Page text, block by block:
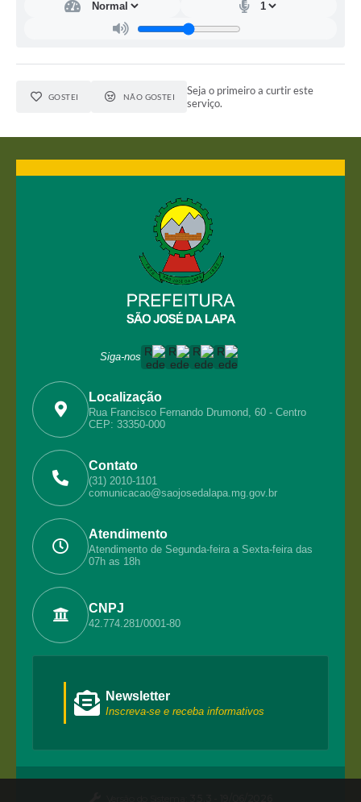
GOSTEI NÃO GOSTEI
Seja o primeiro a curtir este
serviço.
Siga-nos
Localização
Rua Francisco Fernando Drumond, 60 - Centro
CEP: 33350-000
Contato
(31) 2010-1101
comunicacao@saojosedalapa.mg.gov.br
Atendimento
Atendimento de Segunda-feira a Sexta-feira das
07h as 18h
CNPJ
42.774.281/0001-80
Newsletter
Inscreva-se e receba informativos